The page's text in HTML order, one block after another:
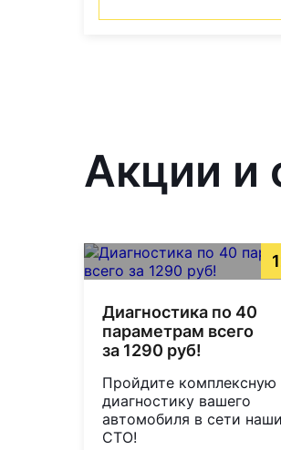
Акции и
Диагностика по 40
параметрам всего
за 1290 руб!
Пройдите комплексную
диагностику вашего
автомобиля в сети
СТО!